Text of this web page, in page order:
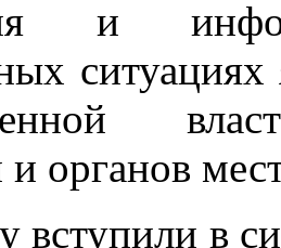
и
органов
вступили в